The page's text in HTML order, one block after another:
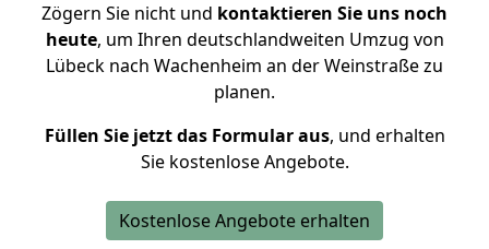
Zögern Sie nicht und kontaktieren Sie uns noch
heute, um Ihren deutschlandweiten Umzug von
Lübeck nach Wachenheim an der Weinstraße zu
planen.
Füllen Sie jetzt das Formular aus, und erhalten
Sie kostenlose Angebote.
Kostenlose Angebote erhalten